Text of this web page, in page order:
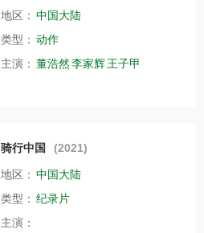
地区： 中国大陆
类型： 动作
主演： 董浩然李家辉王子甲
骑行中国 (2021)
地区： 中国大陆
类型： 纪录片
主演：